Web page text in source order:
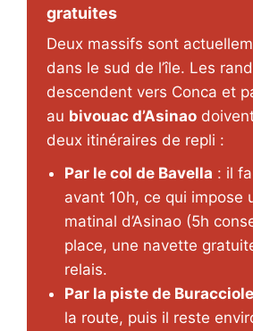
gratuites
Deux massifs sont
dans le sud de l’île. Les
descendent vers Conca et
au bivouac d’Asinao
deux itinéraires de repli :
Par le col de Bavella : il
avant 10h, ce qui impose
matinal d’Asinao (5h
place, une navette
relais.
Par la piste de Buracciole
la route, puis il reste